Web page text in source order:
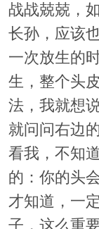
战战兢兢，
长孙，应该
一次放生的
生，整个头
法，我就想
就问问右边
看我，不知
的：你的头
才知道，一
子，这么重